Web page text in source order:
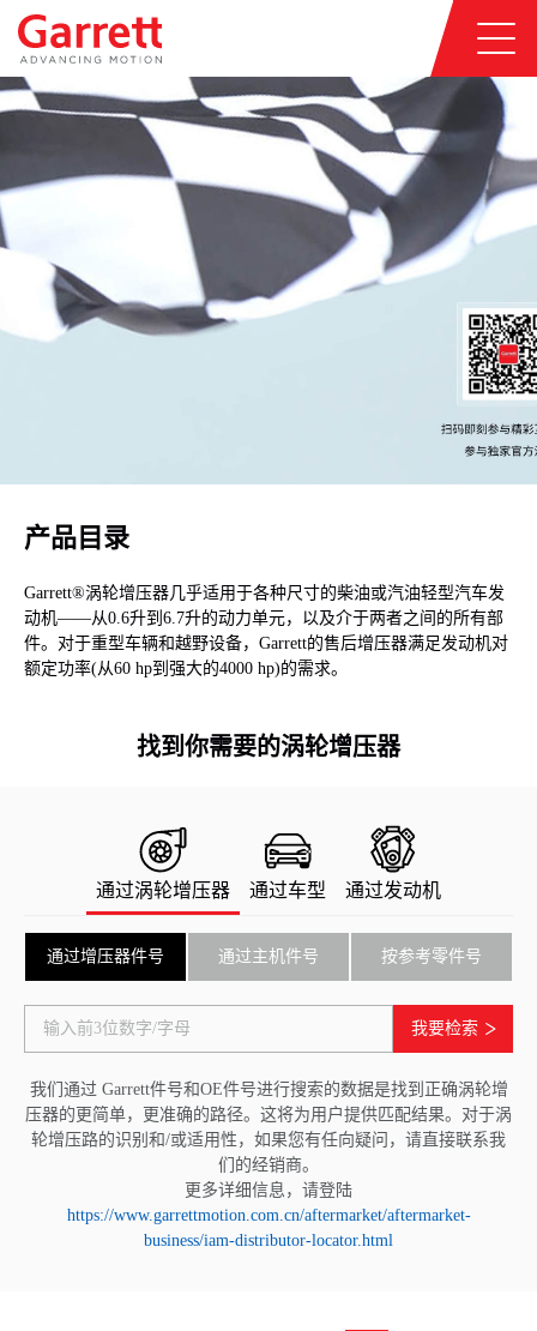
产品目录
Garrett®涡轮增压器几乎适用于各种尺寸的柴油或汽油轻型汽车发
动机——从0.6升到6.7升的动力单元，以及介于两者之间的所有部
件。对于重型车辆和越野设备，Garrett的售后增压器满足发动机对
额定功率(从60 hp到强大的4000 hp)的需求。
找到你需要的涡轮增压器
通过涡轮增压器 通过车型 通过发动机
通过增压器件号 通过主机件号 按参考零件号
我要检索
我们通过 Garrett件号和OE件号进行搜索的数据是找到正确涡轮增
压器的更简单，更准确的路径。这将为用户提供匹配结果。对于涡
轮增压路的识别和/或适用性，如果您有任向疑问，请直接联系我
们的经销商。
更多详细信息，请登陆
https://www.garrettmotion.com.cn/aftermarket/aftermarket-
business/iam-distributor-locator.html